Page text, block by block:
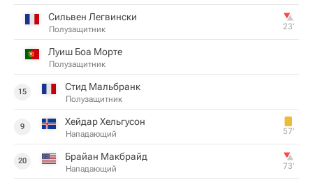
Сильвен Легвински
Полузащитник 23‎’‎
Луиш Боа Морте
Полузащитник
15 Стид Мальбранк
Полузащитник
9 Хейдар Хельгусон
Нападающий 57‎’‎
20 Брайан Макбрайд
Нападающий 73‎’‎